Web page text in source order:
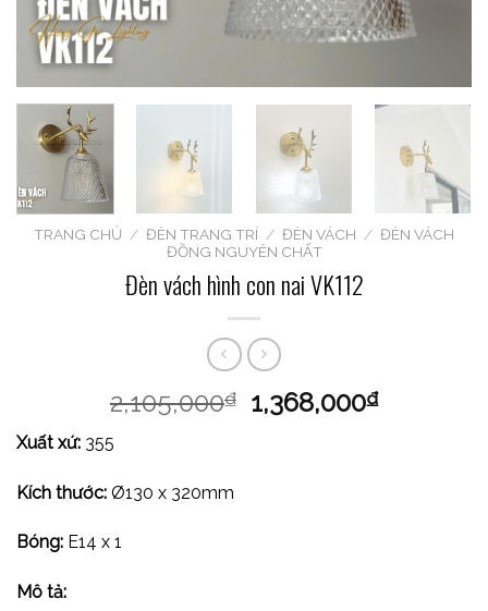
TRANG CHỦ / ĐÈN TRANG TRÍ / ĐÈN VÁCH / ĐÈN VÁCH
ĐỒNG NGUYÊN CHẤT
Đèn vách hình con nai VK112
2,105,000₫ 1,368,000₫
Xuất xứ: 355
Kích thước: Ø130 x 320mm
Bóng: E14 x 1
Mô tả: